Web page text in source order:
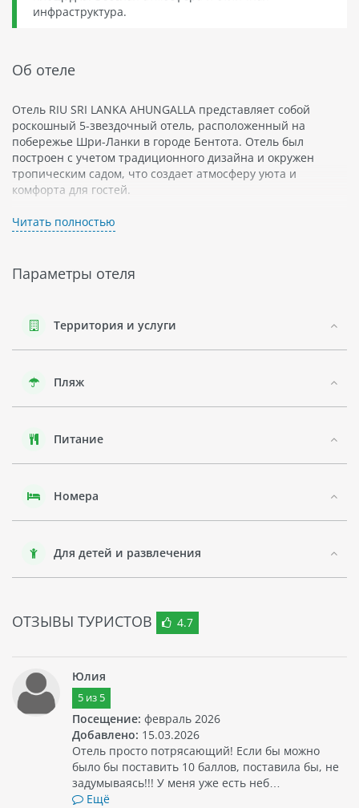
инфраструктура.
Об отеле
Отель RIU SRI LANKA AHUNGALLA представляет собой
роскошный 5-звездочный отель, расположенный на
побережье Шри-Ланки в городе Бентота. Отель был
построен с учетом традиционного дизайна и окружен
тропическим садом, что создает атмосферу уюта и
комфорта для гостей.
Отель RIU SRI LANKA AHUNGALLA предлагает номера
различных категорий, от обычных номеров до люксов и
и интерьером, что позволяет гостям чувствовать себя как
дома. В отеле также есть несколько ресторанов и баров,
Регион Бентота - это небольшой городок на юго-западном
местом для занятий водными видами спорта, такими как
серфинг, виндсерфинг и катание на водных лыжах.
В регионе Бентота можно наслаждаться красивой
природой: обширные пальмовые рощи, джунгли и более
200 видов птиц. Это место прекрасно подходит для
окунуться в мир природы.
В целом, отель RIU SRI LANKA AHUNGALLA является
комфортное проживание в роскошном отеле со
Читать полностью
Параметры отеля
Территория и услуги
Пляж
Питание
Номера
Для детей и развлечения
ОТЗЫВЫ ТУРИСТОВ 4.7
Юлия
5из 5
Посещение: февраль 2026
Добавлено: 15.03.2026
Отель просто потрясающий! Если бы можно
было бы поставить 10 баллов, поставила бы, не
задумываясь!!! У меня уже есть неб…
Ещё